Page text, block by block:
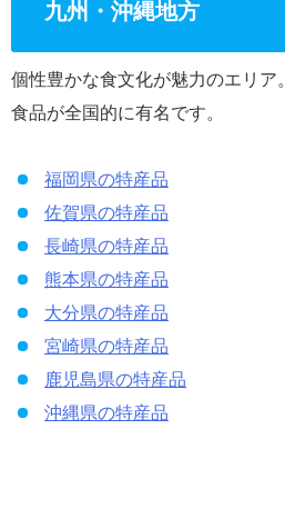
九州・沖縄地方
個性豊かな食文化が魅力のエリア
食品が全国的に有名です。
福岡県の特産品
佐賀県の特産品
長崎県の特産品
熊本県の特産品
大分県の特産品
宮崎県の特産品
鹿児島県の特産品
沖縄県の特産品